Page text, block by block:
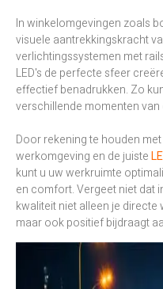
In winkelomgevingen zoals
visuele aantrekkingskracht
verlichtingssystemen met
LED's de perfecte sfeer
effectief benadrukken. Zo
verschillende momenten
Door rekening te houden
werkomgeving en de juiste
kunt u uw werkruimte
en comfort. Vergeet niet dat
kwaliteit niet alleen je
maar ook positief bijdraagt